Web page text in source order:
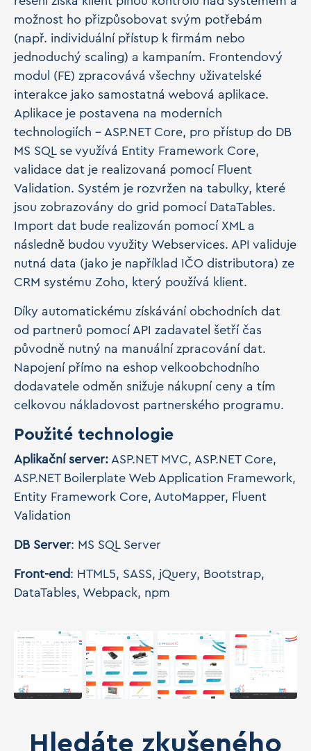
možnost ho přizpůsobovat svým potřebám
(např. individuální přístup k firmám nebo
jednoduchý scaling) a kampaním. Frontendový
modul (FE) zpracovává všechny uživatelské
interakce jako samostatná webová aplikace.
Aplikace je postavena na moderních
technologiích – ASP.NET Core, pro přístup do DB
MS SQL se využívá Entity Framework Core,
validace dat je realizovaná pomocí Fluent
Validation. Systém je rozvržen na tabulky, které
jsou zobrazovány do grid pomocí DataTables.
Import dat bude realizován pomocí XML a
následně budou využity Webservices. API validuje
nutná data (jako je například IČO distributora) ze
CRM systému Zoho, který používá klient.
Díky automatickému získávání obchodních dat
od partnerů pomocí API zadavatel šetří čas
původně nutný na manuální zpracování dat.
Napojení přímo na eshop velkoobchodního
dodavatele odměn snižuje nákupní ceny a tím
celkovou nákladovost partnerského programu.
Použité technologie
Aplikační server: ASP.NET MVC, ASP.NET Core,
ASP.NET Boilerplate Web Application Framework,
Entity Framework Core, AutoMapper, Fluent
Validation
DB Server: MS SQL Server
Front-end: HTML5, SASS, jQuery, Bootstrap,
DataTables, Webpack, npm
Hledáte zkušeného